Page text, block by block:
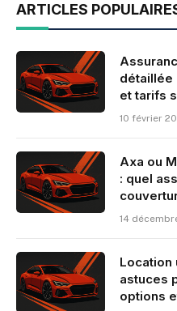
ARTICLES
détaillée
et tarifs
10 février
Axa ou
: quel
14
Location
astuces
options